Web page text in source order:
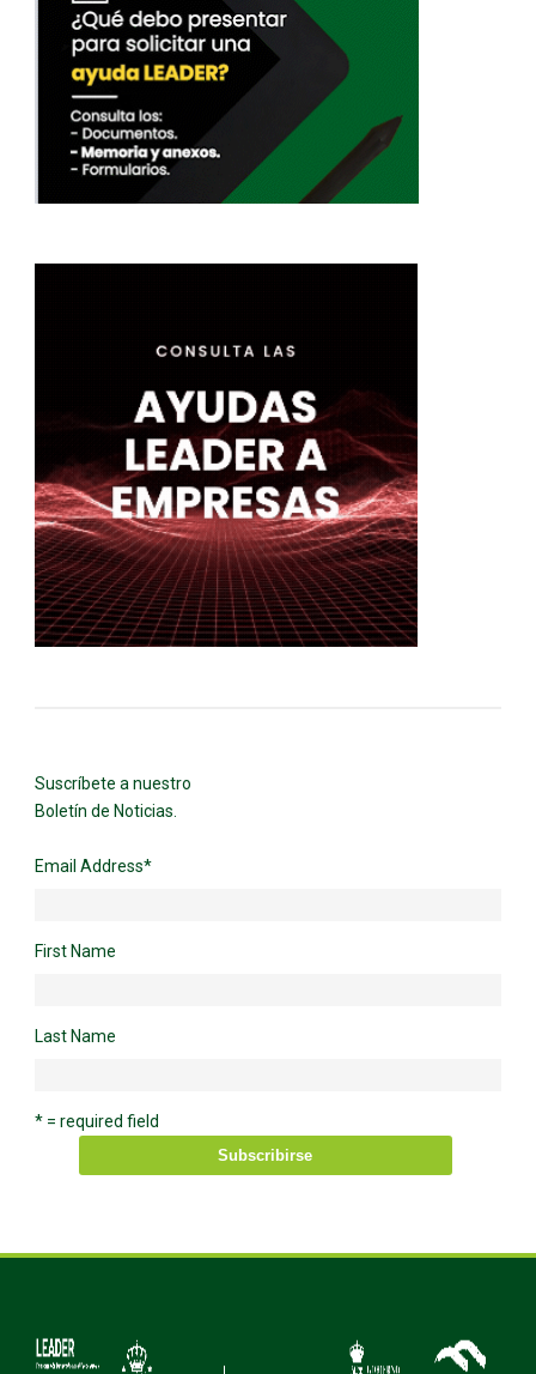
Suscríbete a nuestro
Boletín de Noticias.
Email Address*
First Name
Last Name
* = required field